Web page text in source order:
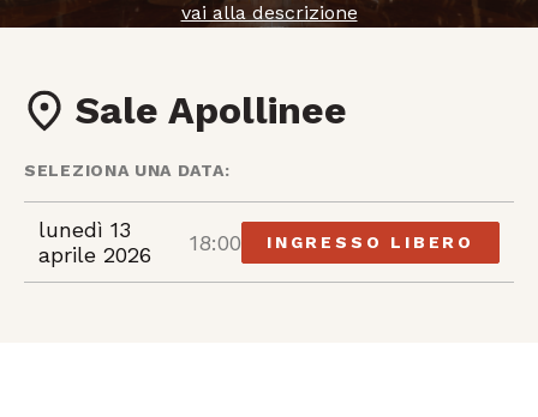
vai alla descrizione
Sale Apollinee
SELEZIONA UNA DATA:
lunedì 13
aprile 2026
18:00 INGRESSO LIBERO